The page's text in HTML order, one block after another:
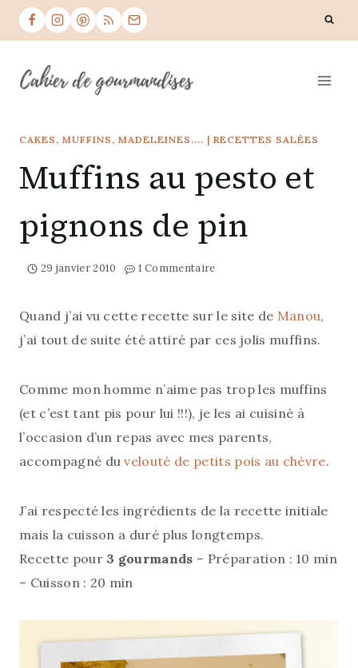
Skip
CAKES, MUFFINS, MADELEINES.... | RECETTES SALÉES
Muffins au pesto et
pignons de pin
29 janvier 2010 1 Commentaire
Quand j’ai vu cette recette sur le site de Manou,
j’ai tout de suite été attiré par ces jolis muffins.
Comme mon homme n’aime pas trop les muffins
(et c’est tant pis pour lui !!!), je les ai cuisiné à
l’occasion d’un repas avec mes parents,
accompagné duvelouté de petits pois au chèvre.
J’ai respecté les ingrédients de la recette initiale
mais la cuisson a duré plus longtemps.
Recette pour 3 gourmands – Préparation : 10 min
– Cuisson : 20 min